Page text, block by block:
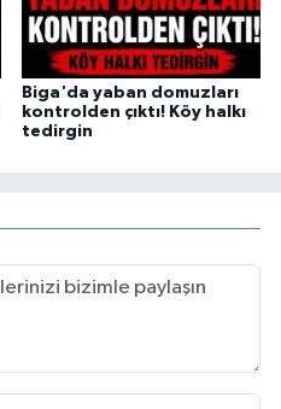
Biga'da yaban domuzları
kontrolden çıktı! Köy halkı
tedirgin